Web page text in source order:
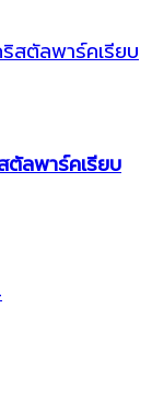
ตัลพาร์คเรียบ